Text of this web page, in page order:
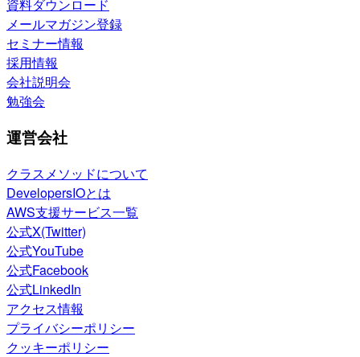
資料ダウンロード
メールマガジン登録
セミナー情報
採用情報
会社説明会
勉強会
運営会社
クラスメソッドについて
DevelopersIOとは
AWS支援サービス一覧
公式X(Twitter)
公式YouTube
公式Facebook
公式LinkedIn
アクセス情報
プライバシーポリシー
クッキーポリシー